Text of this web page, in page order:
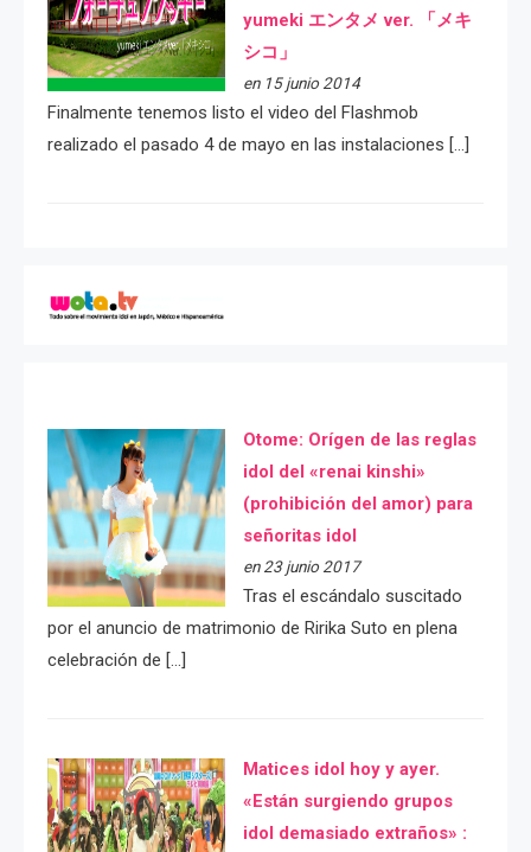
yumeki エンタメ ver. 「メキ
シコ」
en 15 junio 2014
Finalmente tenemos listo el video del Flashmob
realizado el pasado 4 de mayo en las instalaciones […]
Otome: Orígen de las reglas
idol del «renai kinshi»
(prohibición del amor) para
señoritas idol
en 23 junio 2017
Tras el escándalo suscitado
por el anuncio de matrimonio de Ririka Suto en plena
celebración de […]
Matices idol hoy y ayer.
«Están surgiendo grupos
idol demasiado extraños» :